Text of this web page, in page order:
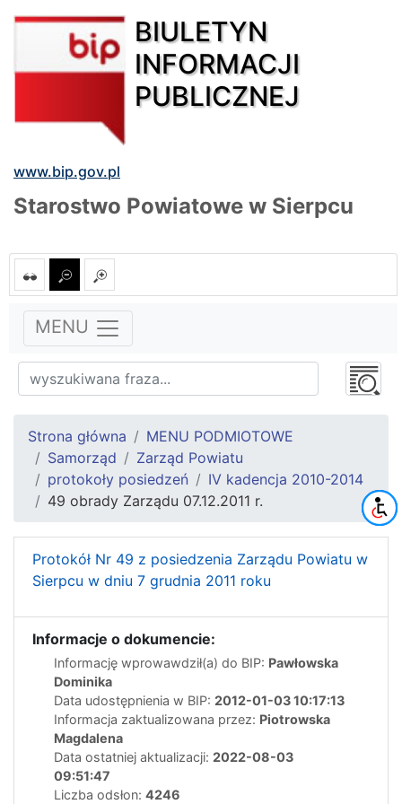
BIULETYN
INFORMACJI
PUBLICZNEJ
www.bip.gov.pl
Starostwo Powiatowe w Sierpcu
MENU
Strona główna
MENU PODMIOTOWE
Samorząd
Zarząd Powiatu
protokoły posiedzeń
IV kadencja 2010-2014
49 obrady Zarządu 07.12.2011 r.
Protokół Nr 49 z posiedzenia Zarządu Powiatu w
Sierpcu w dniu 7 grudnia 2011 roku
Informacje o dokumencie:
Informację wprowawdził(a) do BIP: Pawłowska
Dominika
Data udostępnienia w BIP: 2012-01-03 10:17:13
Informacja zaktualizowana przez: Piotrowska
Magdalena
Data ostatniej aktualizacji: 2022-08-03
09:51:47
Liczba odsłon: 4246